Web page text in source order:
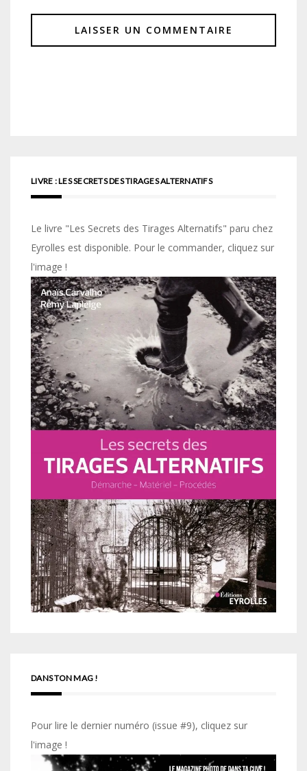
LIVRE : LES SECRETS DES TIRAGES ALTERNATIFS
Le livre "Les Secrets des Tirages Alternatifs" paru chez
Eyrolles est disponible. Pour le commander, cliquez sur
l'image !
DANS TON MAG !
Pour lire le dernier numéro (issue #9), cliquez sur
l'image !